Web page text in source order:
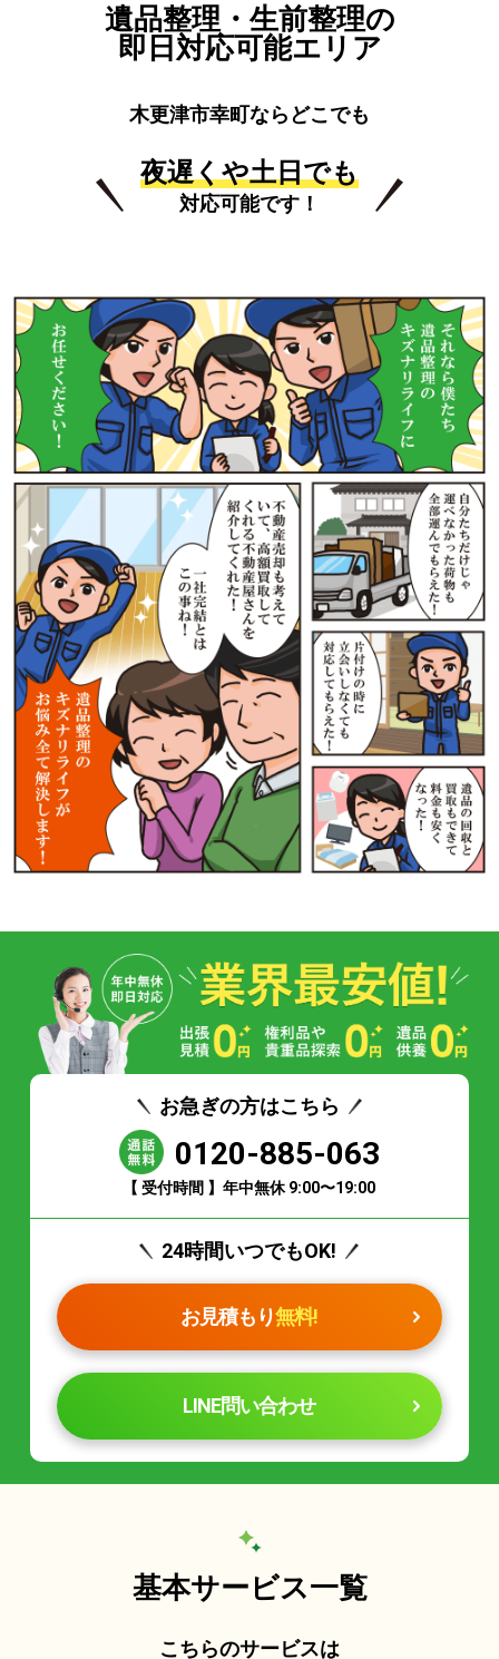
遺品整理・生前整理の
即日対応可能エリア
木更津市幸町ならどこでも
夜遅くや土日でも
対応可能です！
お急ぎの方はこちら
0120-885-063
【 受付時間 】年中無休 9:00〜19:00
24時間いつでもOK!
お見積もり無料!
LINE問い合わせ
基本サービス一覧
こちらのサービスは